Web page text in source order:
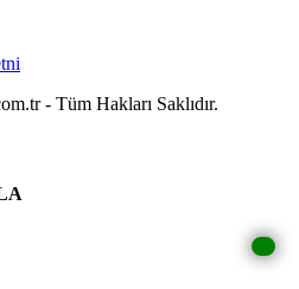
- Tüm Hakları Saklıdır.